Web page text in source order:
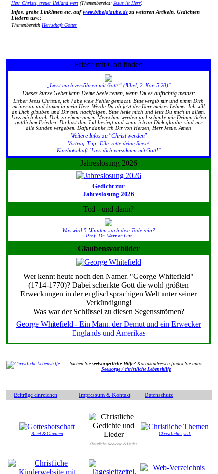
Herr Christe, treuer Heiland wert (Themenbereich: Jesus ist Herr)
Infos, große Linklisten etc. aufwww.bibelglaube.de zu weiteren Artikeln, Gedichten,
Liedern usw.:
Themenbereich Herrschaft Gottes
Friede mit Gott finden
„Lasst euch versöhnen mit Gott!“ (Bibel, 2. Kor. 5,20)"
Dieses kurze Gebet kann Deine Seele retten, wenn Du es aufrichtig meinst:
Lieber Jesus Christus, ich habe viele Fehler gemacht. Bitte vergib mir und nimm Dich
meiner an und komm in mein Herz. Werde Du ab jetzt der Herr meines Lebens. Ich will
an Dich glauben und Dir treu nachfolgen. Bitte heile mich und leite Du mich in allem.
Lass mich durch Dich zu einem neuen Menschen werden und schenke mir Deinen tiefen
göttlichen Frieden. Du hast den Tod besiegt und wenn ich an Dich glaube, sind mir
alle Sünden vergeben. Dafür danke ich Dir von Herzen, Herr Jesus. Amen
Weitere Infos zu "Christ werden"
Vortrag-Tipp: Eile, rette deine Seele!
Kurzbotschaft "Lass dich versöhnen mit Gott!"
Jahreslosung 2026
Gedicht zur
Jahreslosung 2026
Tod - und dann?
Was wird 5 Minuten nach dem Tode sein?
Prof. Dr. Werner Gitt
Glaubensvorbilder
Wer kennt heute noch den Namen "George Whitefield"
(1714-1770)? Dabei schenkte Gott die wohl größten
Erweckungen in der englischsprachigen Welt unter seiner
Verkündigung!
Was war der Schlüssel zu diesen Segensströmen?
George Whitefield - Ein Mann der Demut und ein Erwecker
Englands und Amerikas
Suchen Sieseelsorgerliche Hilfe? Kontaktadressen finden Sie unter
Seelsorge / christliche Lebenshilfe
Beiträge einreichen Impressum & Kontakt Datenschutz
Bibel & Glauben
Christliche Gedichte & Lieder
Christliche Lyrik